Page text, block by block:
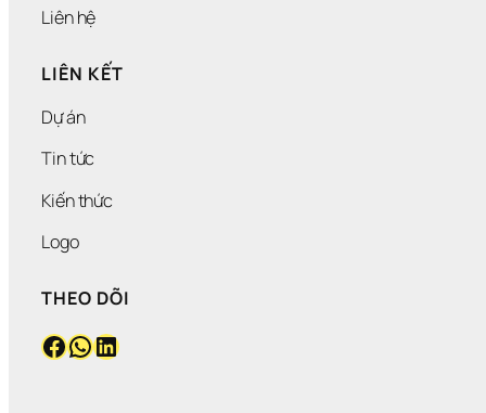
Liên hệ
LIÊN KẾT
Dự án
Tin tức
Kiến thức
Logo
THEO DÕI
Facebook WhatsApp LinkedIn